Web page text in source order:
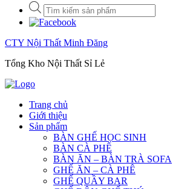
Tìm
kiếm
sản
phẩm
CTY Nội Thất Minh Đăng
Tổng Kho Nội Thất Sỉ Lẻ
Trang chủ
Giới thiệu
Sản phẩm
BÀN GHẾ HỌC SINH
BÀN CÀ PHÊ
BÀN ĂN – BÀN TRÀ SOFA
GHẾ ĂN – CÀ PHÊ
GHẾ QUẦY BAR